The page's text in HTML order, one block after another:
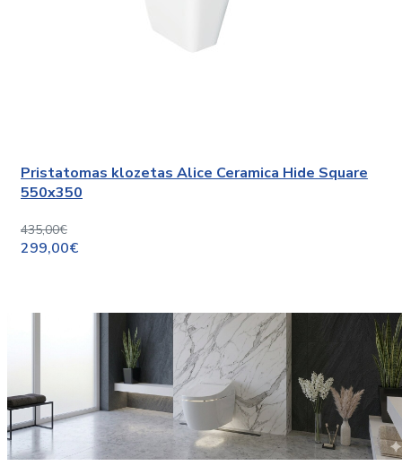
Pristatomas klozetas Alice Ceramica Hide Square
550x350
435,00€
299,00€